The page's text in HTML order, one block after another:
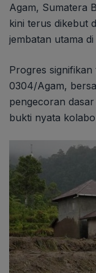
Agam, Sumatera
kini terus dikebut
jembatan utama
Progres
0304/Agam,
pengecoran
bukti nyata